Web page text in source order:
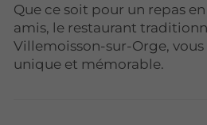
Que ce soit pour un repas
amis, le restaurant
Villemoisson-sur-Orge,
unique et mémorable.